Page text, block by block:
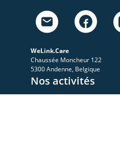
WeLink.Care
Chaussée Moncheur 122
5300 Andenne, Belgique
Nos activités